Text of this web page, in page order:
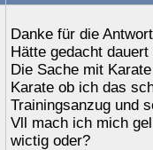
Danke für die
Hätte gedacht dauert
Die Sache mit
Karate ob ich das
Trainingsanzug und
Vll mach ich mich
wictig oder?